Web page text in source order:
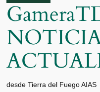
desde Tierra del Fuego AIAS